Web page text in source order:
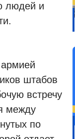
людей и
штабов
встречу
между
по